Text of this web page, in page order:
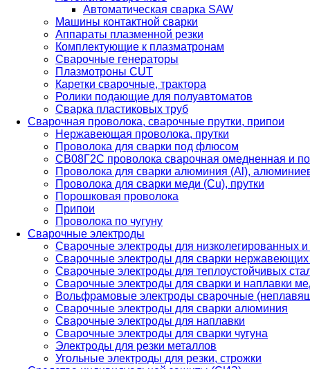
Автоматическая сварка SAW
Машины контактной сварки
Аппараты плазменной резки
Комплектующие к плазматронам
Сварочные генераторы
Плазмотроны CUT
Каретки сварочные, трактора
Ролики подающие для полуавтоматов
Сварка пластиковых труб
Сварочная проволока, сварочные прутки, припои
Нержавеющая проволока, прутки
Проволока для сварки под флюсом
СВ08Г2С проволока сварочная омедненная и
Проволока для сварки алюминия (Al),
Проволока для сварки меди (Cu), прутки
Порошковая проволока
Припои
Проволока по чугуну
Сварочные электроды
Сварочные электроды для низколегированных и
Сварочные электроды для сварки
Сварочные электроды для теплоустойчивых
Сварочные электроды для сварки и наплавки
Вольфрамовые электроды сварочные
Сварочные электроды для сварки алюминия
Сварочные электроды для наплавки
Сварочные электроды для сварки чугуна
Электроды для резки металлов
Угольные электроды для резки, строжки